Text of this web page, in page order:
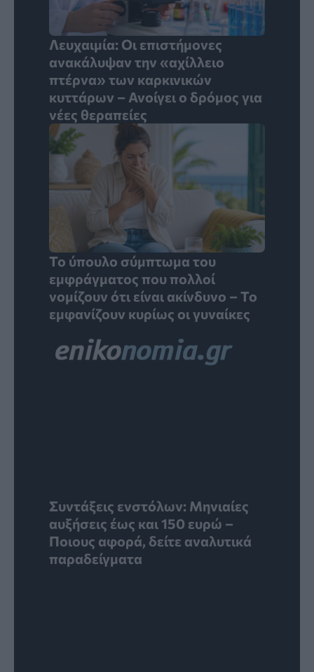
Λευχαιμία: Οι επιστήμονες
ανακάλυψαν την «αχίλλειο
πτέρνα» των καρκινικών
κυττάρων – Ανοίγει ο δρόμος για
νέες θεραπείες
Το ύπουλο σύμπτωμα του
εμφράγματος που πολλοί
νομίζουν ότι είναι ακίνδυνο – Το
εμφανίζουν κυρίως οι γυναίκες
Συντάξεις ενστόλων: Mηνιαίες
αυξήσεις έως και 150 ευρώ –
Ποιους αφορά, δείτε αναλυτικά
παραδείγματα